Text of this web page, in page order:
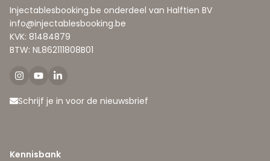
Injectablesbooking.be onderdeel van Halftien BV
info@injectablesbooking.be
KVK: 81484879
BTW: NL862111808B01
Schrijf je in voor de nieuwsbrief
Kennisbank